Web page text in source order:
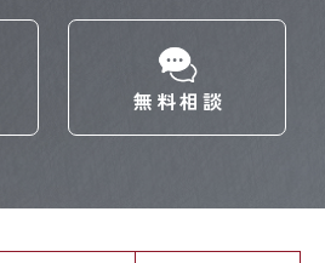
無料相談